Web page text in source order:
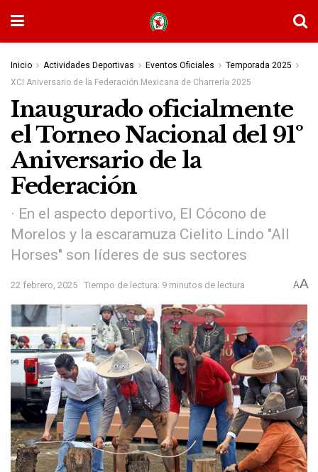
Inicio Actividades Deportivas Eventos Oficiales
Temporada 2025
XCI Aniversario de la Federación Mexicana de Charrería 2025
Inaugurado oficialmente
el Torneo Nacional del 91º
Aniversario de la
Federación
· En el aspecto deportivo, El Cócono de
Morelos y la escaramuza Cielito Lindo "All
Horses" son líderes de sus sectores
22 febrero, 2025 Tiempo de lectura: 9 minutos de lectura AA